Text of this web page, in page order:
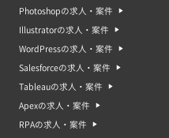
Photoshopの求人・案件
Illustratorの求人・案件
WordPressの求人・案件
Salesforceの求人・案件
Tableauの求人・案件
Apexの求人・案件
RPAの求人・案件